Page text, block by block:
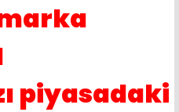
piyasadaki